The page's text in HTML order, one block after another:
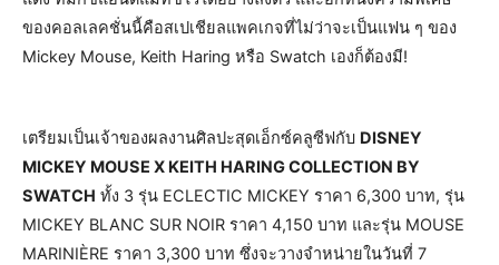
ของคอลเลคชั่นนี้คือสเปเชียลแพคเกจที่ไม่ว่าจะเป็นแฟน ๆ ของ
Mickey Mouse, Keith Haring หรือ Swatch เองก็ต้องมี!
เตรียมเป็นเจ้าของผลงานศิลปะสุดเอ็กซ์คลูซีฟกับ DISNEY
MICKEY MOUSE X KEITH HARING COLLECTION BY
SWATCH ทั้ง 3 รุ่น ECLECTIC MICKEY ราคา 6,300 บาท, รุ่น
MICKEY BLANC SUR NOIR ราคา 4,150 บาท และรุ่น MOUSE
MARINIÈRE ราคา 3,300 บาท ซึ่งจะวางจำหน่ายในวันที่ 7